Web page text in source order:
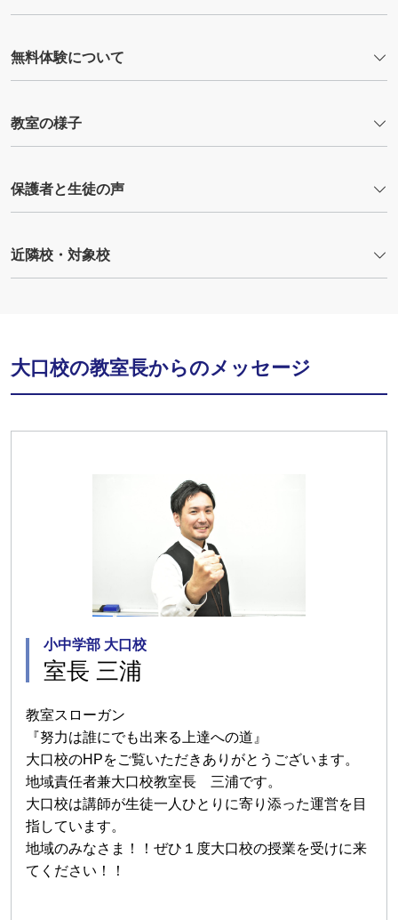
無料体験について
教室の様子
保護者と生徒の声
近隣校・対象校
大口校の教室長からのメッセージ
小中学部 大口校
室長 三浦
教室スローガン
『努力は誰にでも出来る上達への道』
大口校のHPをご覧いただきありがとうございます。
地域責任者兼大口校教室長 三浦です。
大口校は講師が生徒一人ひとりに寄り添った運営を目
指しています。
地域のみなさま！！ぜひ１度大口校の授業を受けに来
てください！！